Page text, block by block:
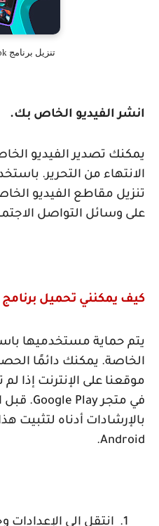
تنزيل برنامج velomingo apk
انشر الفيديو الخاص بك.
يمكنك تصدير الفيديو
الانتهاء من التحرير.
تنزيل مقاطع الفيديو
على وسائل التواصل
كيف يمكنني تحميل برنامج
يتم حماية مستخدميها
الخاصة. يمكنك دائمًا
موقعنا على الإنترنت إذا
في متجرGoogle Play. قبل
بالإرشادات أدناه لتثبيت
Android
.
1.
انتقل إلى